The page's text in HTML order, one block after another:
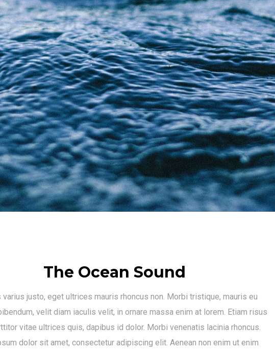
The Ocean Sound
varius justo, eget ultrices mauris rhoncus non. Morbi tristique, mauris eu
velit diam iaculis velit, in ornare massa enim at lorem. Etiam risus
vitae ultrices quis, dapibus id dolor. Morbi venenatis lacinia rhoncus.
dolor sit amet, consectetur adipiscing elit. Aenean non enim ut enim